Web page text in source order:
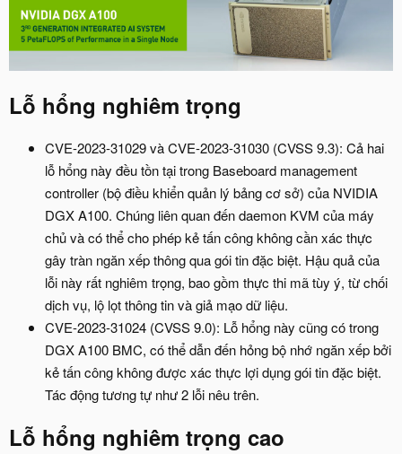
Lỗ hổng nghiêm trọng​
CVE-2023-31029 và CVE-2023-31030 (CVSS 9.3): Cả hai
lỗ hổng này đều tồn tại trong Baseboard management
controller (bộ điều khiển quản lý bảng cơ sở) của NVIDIA
DGX A100. Chúng liên quan đến daemon KVM của máy
chủ và có thể cho phép kẻ tấn công không cần xác thực
gây tràn ngăn xếp thông qua gói tin đặc biệt. Hậu quả của
lỗi này rất nghiêm trọng, bao gồm thực thi mã tùy ý, từ chối
dịch vụ, lộ lọt thông tin và giả mạo dữ liệu.
CVE-2023-31024 (CVSS 9.0): Lỗ hổng này cũng có trong
DGX A100 BMC, có thể dẫn đến hỏng bộ nhớ ngăn xếp bởi
kẻ tấn công không được xác thực lợi dụng gói tin đặc biệt.
Tác động tương tự như 2 lỗi nêu trên.
Lỗ hổng nghiêm trọng cao​